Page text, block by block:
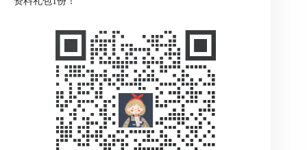
这一步是最基础，也是最容易错的一步。Exports窗
口显示的是导出符号在当前分析程序里的地址，而
【Jump to file offset】这个命令则是根据你输入的
文件偏移，跳到对应的程序地址。也就是说，如果
你拿某个PE工具里的文件偏移，直接去和Exports
窗口里的地址硬比，偏掉反而是正常的。正确做法
是用【Jump】【Jump to file offset】先做一次映